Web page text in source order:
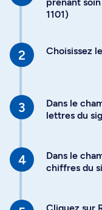
1101)
Choisissez
Dans le
lettres du
Dans le
chiffres du